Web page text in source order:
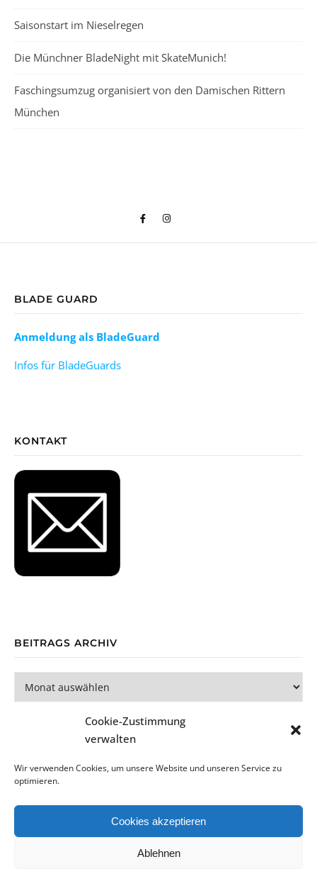
Cookie-Zustimmung
verwalten
Wir verwenden Cookies, um unsere Website und unseren Service zu
optimieren.
Cookies akzeptieren
Ablehnen
Saisonstart im Nieselregen
Die Münchner BladeNight mit SkateMunich!
Faschingsumzug organisiert von den Damischen Rittern
München
BLADE GUARD
Anmeldung als BladeGuard
Infos für BladeGuards
KONTAKT
BEITRAGS ARCHIV
Beitrags Archiv
Bard Theme vonWP Royal.
Datenschutzerklärung Impressum Cookie-Richtlinie (EU)